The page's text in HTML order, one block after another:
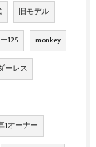
旧モデル
125 monkey
ーレス
1オーナー